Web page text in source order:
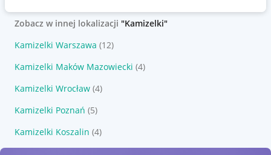
Zobacz w innej lokalizacji "Kamizelki"
Kamizelki Warszawa (12)
Kamizelki Maków Mazowiecki (4)
Kamizelki Wrocław (4)
Kamizelki Poznań (5)
Kamizelki Koszalin (4)